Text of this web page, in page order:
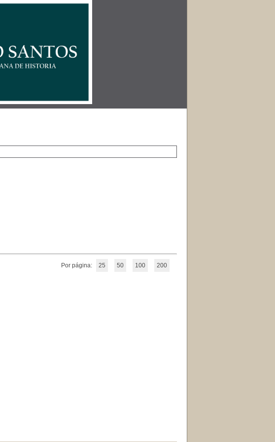
Por página: 25 50 100 200